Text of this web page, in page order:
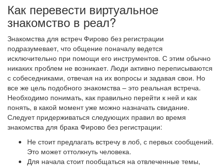
Как перевести виртуальное
знакомство в реал?
Знакомства для встреч Фирово без регистрации
подразумевает, что общение поначалу ведется
исключительно при помощи его инструментов. С этим обычно
никаких проблем не возникает. Люди активно переписываются
с собеседниками, отвечая на их вопросы и задавая свои. Но
все же цель подобного знакомства – это реальная встреча.
Необходимо понимать, как правильно перейти к ней и как
понять, в какой момент уже можно назначать свидание.
Следует придерживаться следующих правил во время
знакомства для брака Фирово без регистрации:
Не стоит предлагать встречу в лоб, с первых сообщений.
Это может оттолкнуть человека.
Для начала стоит пообщаться на отвлеченные темы,